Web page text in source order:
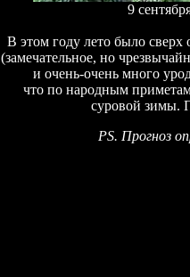
9 сентябр
В этом году лето было сверх
(замечательное, но
и очень-очень много
что по народным
суровой зимы.
PS. Прогноз